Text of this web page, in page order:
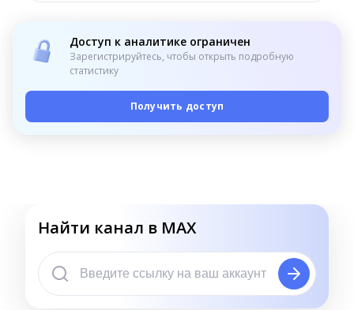
Доступ к аналитике ограничен
Зарегистрируйтесь, чтобы открыть подробную
статистику
Получить доступ
Найти канал в MAX